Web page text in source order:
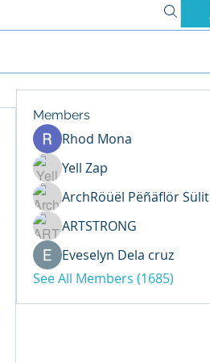
Members
Rhod Mona
Yell Zap
ArchRöüël Pëñäflör Sülit
ARTSTRONG
Eveselyn Dela cruz
See All Members (1685)